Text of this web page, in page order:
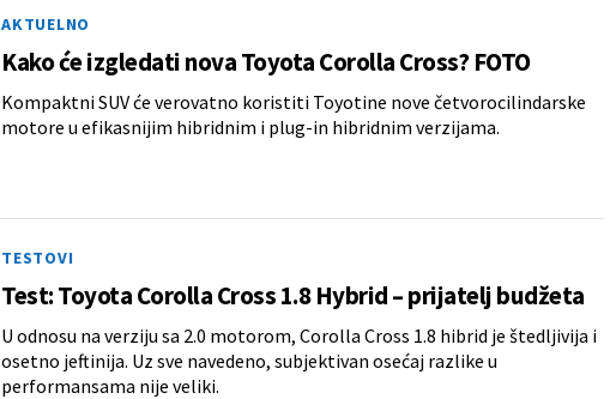
AKTUELNO
Kako će izgledati nova Toyota Corolla Cross? FOTO
Kompaktni SUV će verovatno koristiti Toyotine nove četvorocilindarske
motore u efikasnijim hibridnim i plug-in hibridnim verzijama.
TESTOVI
Test: Toyota Corolla Cross 1.8 Hybrid – prijatelj budžeta
U odnosu na verziju sa 2.0 motorom, Corolla Cross 1.8 hibrid je štedljivija i
osetno jeftinija. Uz sve navedeno, subjektivan osećaj razlike u
performansama nije veliki.